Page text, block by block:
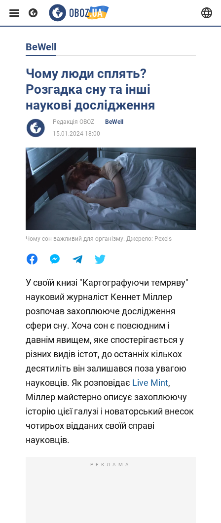
Європа
США
Африка
Життя
Лайфхаки
BeWell
Чому люди сплять?
Розгадка сну та інші
наукові дослідження
Редакція OBOZ
BeWell
15.01.2024 18:00
Чому сон важливий для організму. Джерело: Pexels
У своїй книзі "Картографуючи темряву"
науковий журналіст Кеннет Міллер
розпочав захоплююче дослідження
сфери сну. Хоча сон є повсюдним і
давнім явищем, яке спостерігається у
різних видів істот, до останніх кількох
десятиліть він залишався поза увагою
науковців. Як розповідає Live Mint,
Міллер майстерно описує захоплюючу
історію цієї галузі і новаторський внесок
чотирьох відданих своїй справі
науковців.
РЕКЛАМА